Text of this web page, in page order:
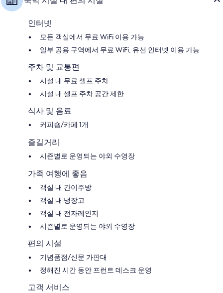
후
기
인터넷
모든 객실에서 무료 WiFi 이용 가능
일부 공용 구역에서 무료 WiFi, 유선 인터넷 이용 가능
주차 및 교통편
시설 내 무료 셀프 주차
시설 내 셀프 주차 공간 제한
식사 및 음료
커피숍/카페 1개
즐길거리
시즌별로 운영되는 야외 수영장
가족 여행에 좋음
객실 내 간이주방
객실 내 냉장고
객실 내 전자레인지
시즌별로 운영되는 야외 수영장
편의 시설
기념품점/신문 가판대
정해진 시간 동안 프런트 데스크 운영
고객 서비스